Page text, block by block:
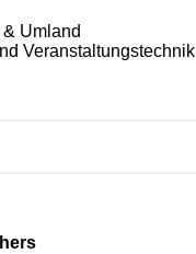
Umland
Veranstaltungstechnik